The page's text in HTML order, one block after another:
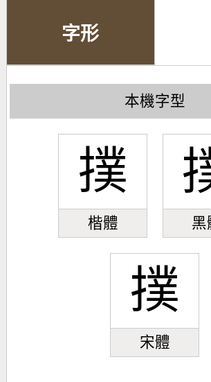
字形
本機字型
撲
楷體 黑
撲
宋體